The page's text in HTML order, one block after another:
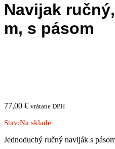
Navijak
m, s pásom
77,00 € vrátane DPH
Stav:Na sklade
Jednoduchý ručný naviják s